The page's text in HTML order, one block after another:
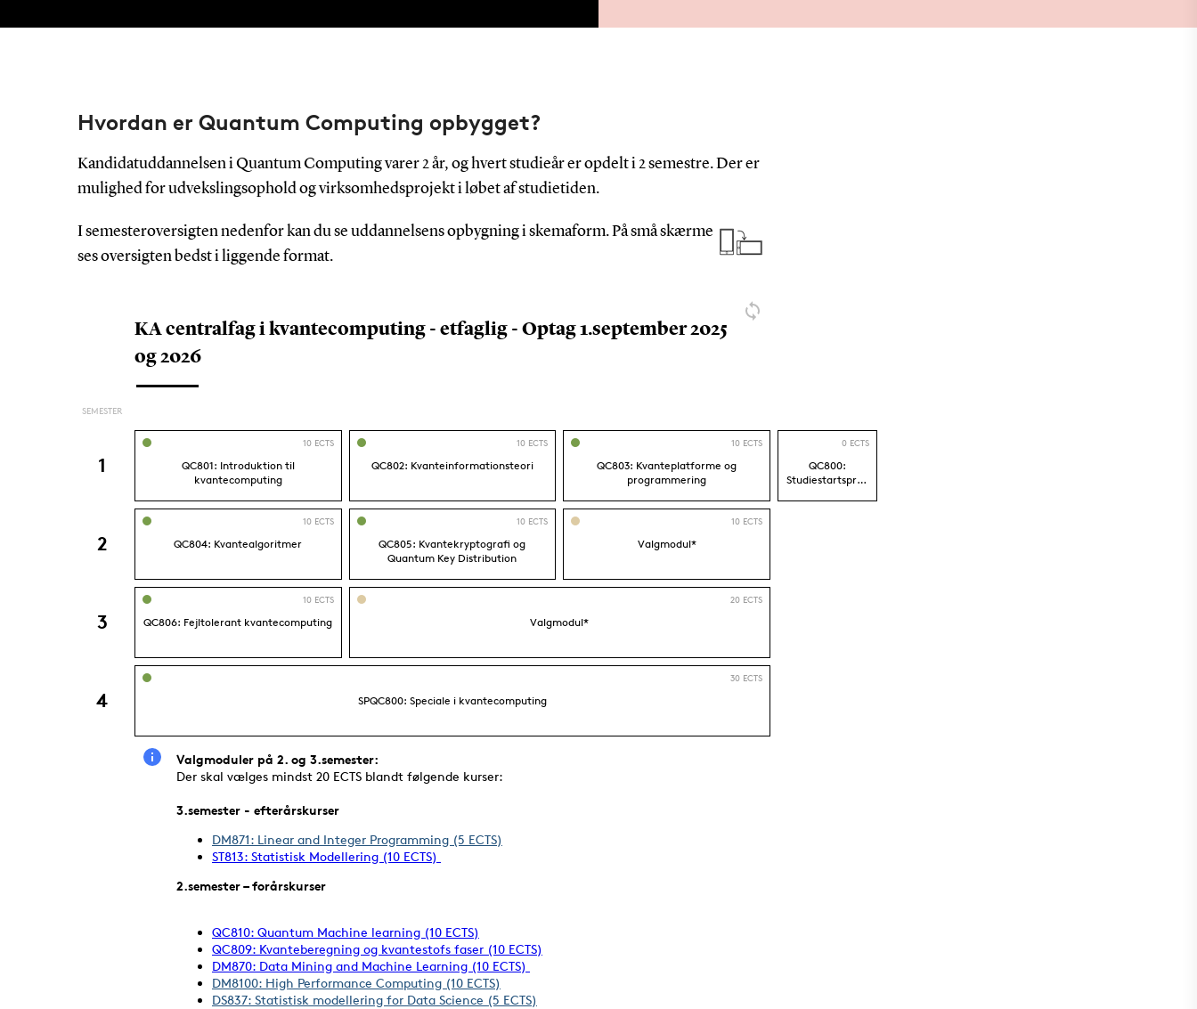
Hvordan er Quantum Computing opbygget?
Kandidatuddannelsen i Quantum Computing varer 2 år, og hvert studieår er opdelt i 2 semestre. Der er
mulighed for udvekslingsophold og virksomhedsprojekt i løbet af studietiden.
I semesteroversigten nedenfor kan du se uddannelsens opbygning i skemaform. På små skærme
ses oversigten bedst i liggende format.